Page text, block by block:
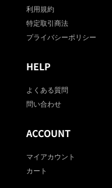
利用規約
特定取引商法
プライバシーポリシー
HELP
よくある質問
問い合わせ
ACCOUNT
マイアカウント
カート